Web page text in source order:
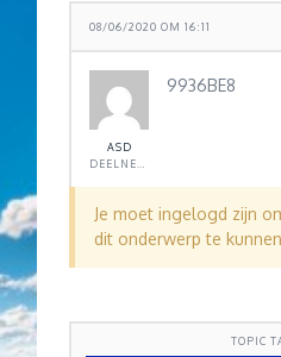
08/06/2020 OM 16:11
ASD
9936BE8
Je moet ingelogd zijn
dit onderwerp te
TOPIC